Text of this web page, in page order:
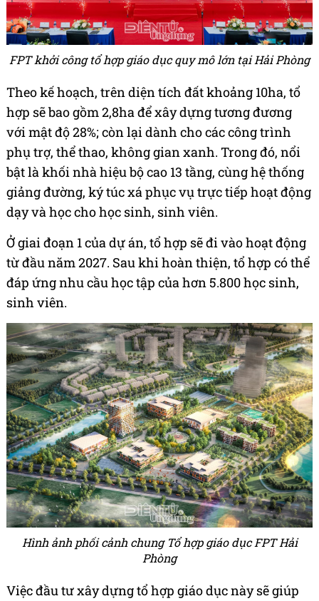
FPT khởi công tổ hợp giáo dục quy mô lớn tại Hải Phòng
Theo kế hoạch, trên diện tích đất khoảng 10ha, tổ
hợp sẽ bao gồm 2,8ha để xây dựng tương đương
với mật độ 28%; còn lại dành cho các công trình
phụ trợ, thể thao, không gian xanh. Trong đó, nổi
bật là khối nhà hiệu bộ cao 13 tầng, cùng hệ thống
giảng đường, ký túc xá phục vụ trực tiếp hoạt động
dạy và học cho học sinh, sinh viên.
Ở giai đoạn 1 của dự án, tổ hợp sẽ đi vào hoạt động
từ đầu năm 2027. Sau khi hoàn thiện, tổ hợp có thể
đáp ứng nhu cầu học tập của hơn 5.800 học sinh,
sinh viên.
Hình ảnh phối cảnh chung Tổ hợp giáo dục FPT Hải
Phòng
Việc đầu tư xây dựng tổ hợp giáo dục này sẽ giúp